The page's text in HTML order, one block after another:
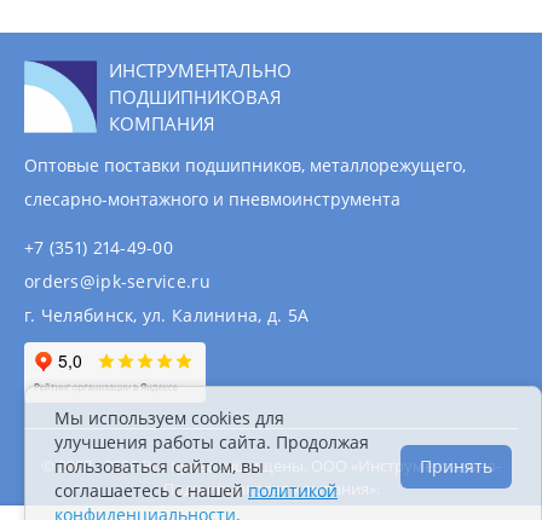
ИНСТРУМЕНТАЛЬНО
ПОДШИПНИКОВАЯ
КОМПАНИЯ
Оптовые поставки подшипников, металлорежущего,
слесарно-монтажного и пневмоинструмента
+7 (351) 214-49-00
orders@ipk-service.ru
г. Челябинск, ул. Калинина, д. 5А
© 2007 - 2026 Все права защищены. ООО «Инструментально-
Подшипниковая компания».
Информация на сайте не является публичной
Мы используем cookies для
улучшения работы сайта. Продолжая
пользоваться сайтом, вы
соглашаетесь с нашей политикой
конфиденциальности.
Принять